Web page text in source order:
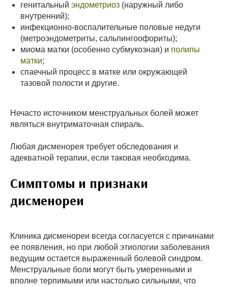
генитальный эндометриоз (наружный либо
внутренний);
инфекционно-воспалительные половые недуги
(метроэндометриты, сальпингоофориты);
миома матки (особенно субмукозная) и полипы
матки;
спаечный процесс в матке или окружающей
тазовой полости и другие.
Нечасто источником менструальных болей может
являться внутриматочная спираль.
Любая дисменорея требует обследования и
адекватной терапии, если таковая необходима.
Симптомы и признаки
дисменореи
Клиника дисменореи всегда согласуется с причинами
ее появления, но при любой этиологии заболевания
ведущим остается выраженный болевой синдром.
Менструальные боли могут быть умеренными и
вполне терпимыми или настолько сильными, что